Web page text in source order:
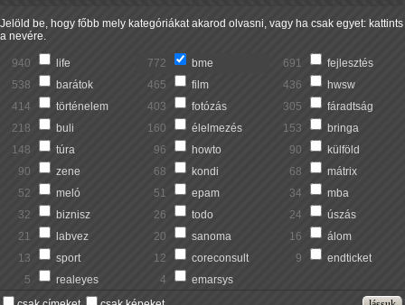
Jelöld be, hogy főbb mely kategóriákat akarod olvasni, vagy ha csak egyet: kattints
a nevére.
940 life 772 bme 691
fejlesztés
538
barátok 465 film 436
hwsw
414
történelem 403 fotózás 305
fáradtság
218
buli 160 élelmezés 153
bringa
148
túra 96 howto 90
külföld
90
zene 68 kondi 68
mátrix
52
meló 51 epam 34
mba
32
biznisz 26 todo 24
úszás
21
labvez 20 sanoma 16
álom
13
sport 12 coreconsult 9
endticket
5
realeyes 4
emarsys